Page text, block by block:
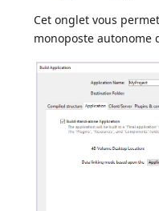
Cet onglet vous
monoposte autonome